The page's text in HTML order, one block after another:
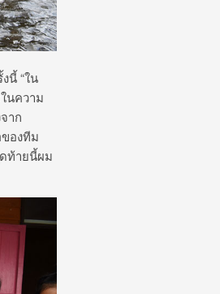
นี้ “ใน
นความ
าก
องทีม
ท้ายนี้ผม